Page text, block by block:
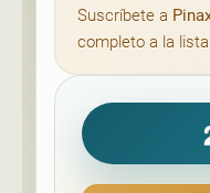
Suscríbete a
completo a la